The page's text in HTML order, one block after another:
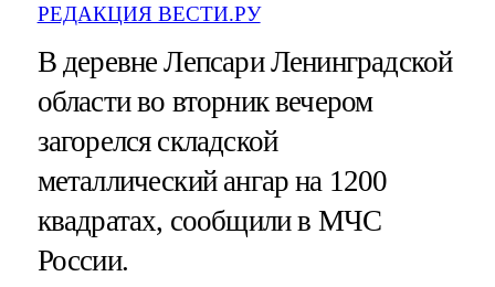
РЕДАКЦИЯ ВЕСТИ.РУ
В деревне Лепсари Ленинградской
области во вторник вечером
загорелся складской
металлический ангар на 1200
квадратах, сообщили в МЧС
России.